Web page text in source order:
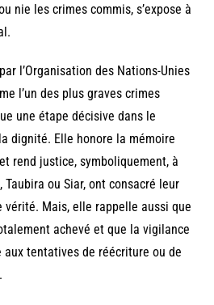
nie les crimes commis, s’expose à
l’Organisation des Nations-Unies
l’un des plus graves crimes
une étape décisive dans le
dignité. Elle honore la mémoire
rend justice, symboliquement, à
Taubira ou Siar, ont consacré leur
Mais, elle rappelle aussi que
achevé et que la vigilance
aux tentatives de réécriture ou de